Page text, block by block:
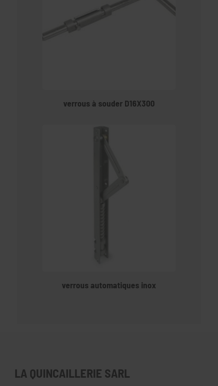
verrous à souder D16X300
verrous automatiques inox
LA QUINCAILLERIE SARL